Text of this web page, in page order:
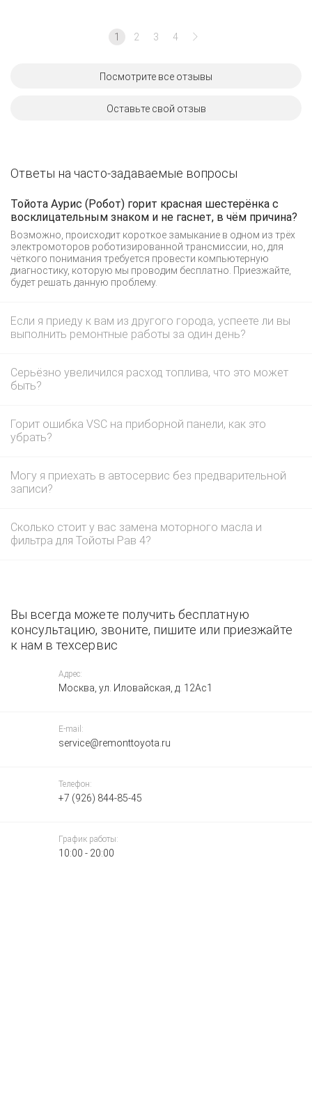
1 2 3 4
Посмотрите все отзывы
Оставьте свой отзыв
Ответы на часто-задаваемые вопросы
Тойота Аурис (Робот) горит красная шестерёнка с
восклицательным знаком и не гаснет, в чём причина?
Возможно, происходит короткое замыкание в одном из трёх
электромоторов роботизированной трансмиссии, но, для
чёткого понимания требуется провести компьютерную
диагностику, которую мы проводим бесплатно. Приезжайте,
будет решать данную проблему.
Если я приеду к вам из другого города, успеете ли вы
выполнить ремонтные работы за один день?
Серьёзно увеличился расход топлива, что это может
быть?
Горит ошибка VSC на приборной панели, как это
убрать?
Могу я приехать в автосервис без предварительной
записи?
Сколько стоит у вас замена моторного масла и
фильтра для Тойоты Рав 4?
Вы всегда можете получить бесплатную
консультацию, звоните, пишите или приезжайте
к нам в техсервис
Адрес:
Москва, ул. Иловайская, д. 12Ас1
E-mail:
service@remonttoyota.ru
Телефон:
+7 (926) 844-85-45
График работы:
10:00 - 20:00